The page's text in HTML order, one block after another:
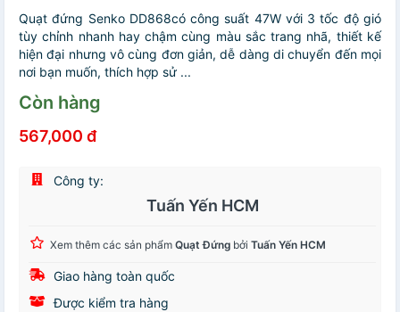
Quạt đứng Senko DD868có công suất 47W với 3 tốc độ gió
tùy chỉnh nhanh hay chậm cùng màu sắc trang nhã, thiết kế
hiện đại nhưng vô cùng đơn giản, dễ dàng di chuyển đến mọi
nơi bạn muốn, thích hợp sử ...
Còn hàng
567,000 đ
Công ty:
Tuấn Yến HCM
Xem thêm các sản phẩm Quạt Đứng bởi Tuấn Yến HCM
Giao hàng toàn quốc
Được kiểm tra hàng